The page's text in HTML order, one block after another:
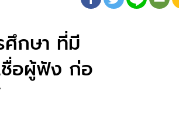
ศึกษา ที่มี
ชื่อผู้ฟัง ก่อ